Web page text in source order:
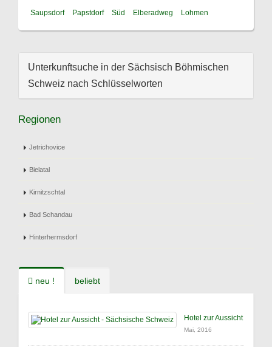
Saupsdorf
Papstdorf Süd Elberadweg Lohmen
Unterkunftsuche in der Sächsisch Böhmischen
Schweiz nach Schlüsselworten
Regionen
Jetrichovice
Bielatal
Kirnitzschtal
Bad Schandau
Hinterhermsdorf
neu ! beliebt
Hotel zur Aussicht
Mai, 2016